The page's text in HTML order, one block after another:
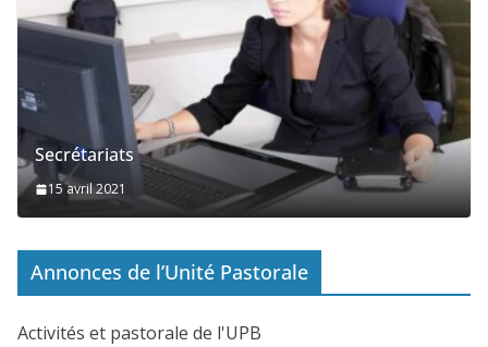
Secrétariats
15 avril 2021
Annonces de l’Unité Pastorale
Activités et pastorale de l'UPB